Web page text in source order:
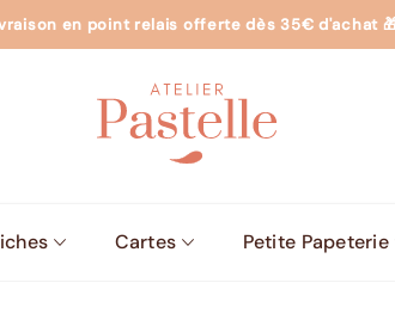
en point relais offerte dès 35€ d'achat
Cartes Petite Papeterie